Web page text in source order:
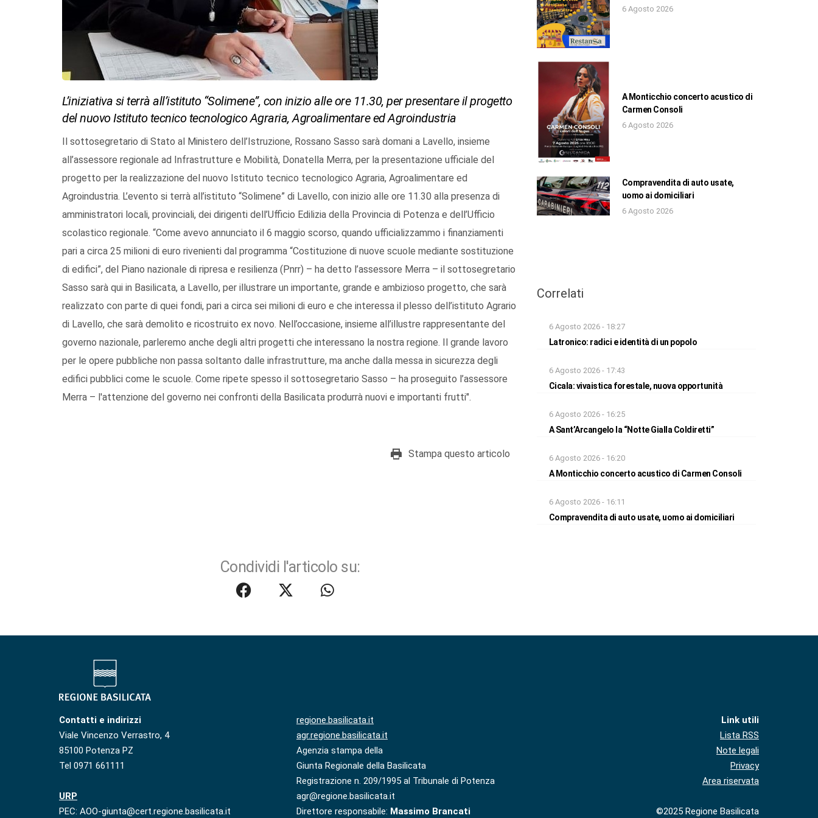
L’iniziativa si terrà all’istituto “Solimene”, con inizio alle ore 11.30, per presentare il progetto
del nuovo Istituto tecnico tecnologico Agraria, Agroalimentare ed Agroindustria
Il sottosegretario di Stato al Ministero dell’Istruzione, Rossano Sasso sarà domani a Lavello, insieme
all’assessore regionale ad Infrastrutture e Mobilità, Donatella Merra, per la presentazione ufficiale del
progetto per la realizzazione del nuovo Istituto tecnico tecnologico Agraria, Agroalimentare ed
Agroindustria. L’evento si terrà all’istituto “Solimene” di Lavello, con inizio alle ore 11.30 alla presenza di
amministratori locali, provinciali, dei dirigenti dell’Ufficio Edilizia della Provincia di Potenza e dell’Ufficio
scolastico regionale. “Come avevo annunciato il 6 maggio scorso, quando ufficializzammo i finanziamenti
pari a circa 25 milioni di euro rivenienti dal programma “Costituzione di nuove scuole mediante sostituzione
di edifici”, del Piano nazionale di ripresa e resilienza (Pnrr) – ha detto l’assessore Merra – il sottosegretario
Sasso sarà qui in Basilicata, a Lavello, per illustrare un importante, grande e ambizioso progetto, che sarà
realizzato con parte di quei fondi, pari a circa sei milioni di euro e che interessa il plesso dell’istituto Agrario
di Lavello, che sarà demolito e ricostruito ex novo. Nell’occasione, insieme all’illustre rappresentante del
governo nazionale, parleremo anche degli altri progetti che interessano la nostra regione. Il grande lavoro
per le opere pubbliche non passa soltanto dalle infrastrutture, ma anche dalla messa in sicurezza degli
edifici pubblici come le scuole. Come ripete spesso il sottosegretario Sasso – ha proseguito l’assessore
Merra – l'attenzione del governo nei confronti della Basilicata produrrà nuovi e importanti frutti".
Stampa questo articolo
Condividi l'articolo su:
6 Agosto 2026
A Monticchio concerto acustico di
Carmen Consoli
6 Agosto 2026
Compravendita di auto usate,
uomo ai domiciliari
6 Agosto 2026
Correlati
6 Agosto 2026 - 18:27
Latronico: radici e identità di un popolo
6 Agosto 2026 - 17:43
Cicala: vivaistica forestale, nuova opportunità
6 Agosto 2026 - 16:25
A Sant’Arcangelo la “Notte Gialla Coldiretti”
6 Agosto 2026 - 16:20
A Monticchio concerto acustico di Carmen Consoli
6 Agosto 2026 - 16:11
Compravendita di auto usate, uomo ai domiciliari
Contatti e indirizzi
Viale Vincenzo Verrastro, 4
85100 Potenza PZ
Tel 0971 661111
URP
PEC: AOO-giunta@cert.regione.basilicata.it
regione.basilicata.it
agr.regione.basilicata.it
Agenzia stampa della
Giunta Regionale della Basilicata
Registrazione n. 209/1995 al Tribunale di Potenza
agr@regione.basilicata.it
Direttore responsabile: Massimo Brancati
Link utili
Lista RSS
Note legali
Privacy
Area riservata
©2025 Regione Basilicata